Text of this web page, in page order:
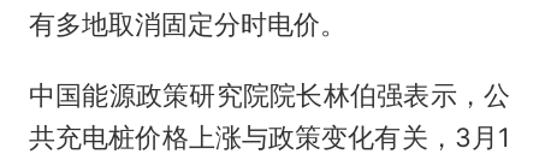
有多地取消固定分时电价。
中国能源政策研究院院长林伯强表示，公
共充电桩价格上涨与政策变化有关，3月1